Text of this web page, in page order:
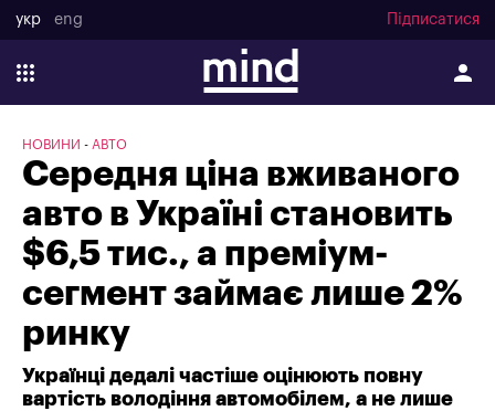
укр eng Підписатися
НОВИНИ АВТО
Середня ціна вживаного
авто в Україні становить
$6,5 тис., а преміум-
сегмент займає лише 2%
ринку
Українці дедалі частіше оцінюють повну
вартість володіння автомобілем, а не лише